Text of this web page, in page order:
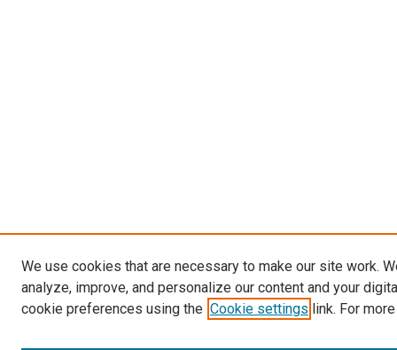
We use cookies that are necessary to make our site work.
analyze, improve, and personalize our content and your
cookie preferences using the Cookie settings link. For